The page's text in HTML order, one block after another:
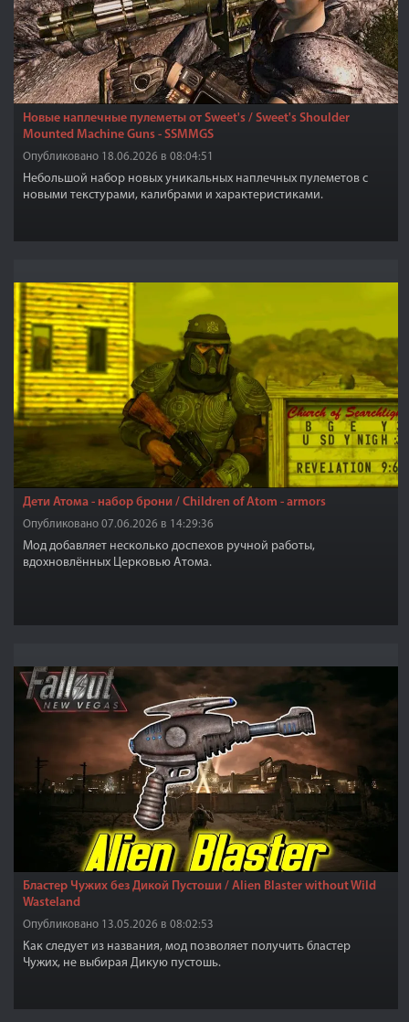
Новые наплечные пулеметы от Sweet's / Sweet's Shoulder
Mounted Machine Guns - SSMMGS
Опубликовано 18.06.2026 в 08:04:51
Небольшой набор новых уникальных наплечных пулеметов с
новыми текстурами, калибрами и характеристиками.
Дети Атома - набор брони / Children of Atom - armors
Опубликовано 07.06.2026 в 14:29:36
Мод добавляет несколько доспехов ручной работы,
вдохновлённых Церковью Атома.
Бластер Чужих без Дикой Пустоши / Alien Blaster without Wild
Wasteland
Опубликовано 13.05.2026 в 08:02:53
Как следует из названия, мод позволяет получить бластер
Чужих, не выбирая Дикую пустошь.